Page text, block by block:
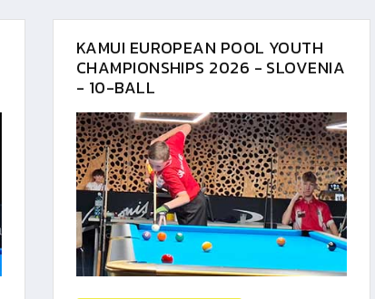
KAMUI EUROPEAN POOL YOUTH
CHAMPIONSHIPS 2026 - SLOVENIA
- 10-BALL